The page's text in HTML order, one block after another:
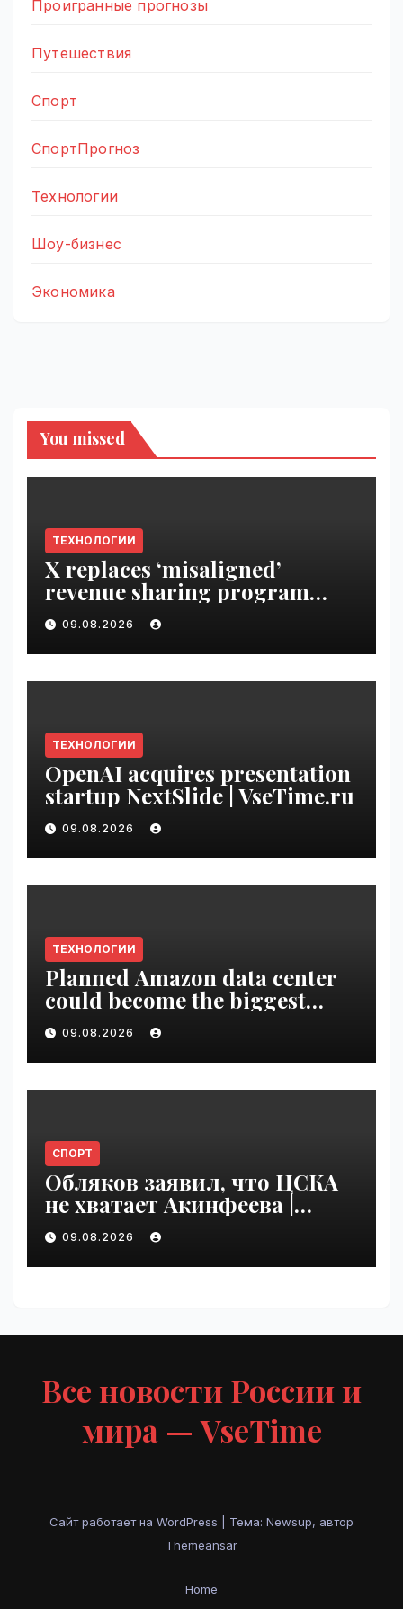
Проигранные прогнозы
Путешествия
Спорт
СпортПрогноз
Технологии
Шоу-бизнес
Экономика
You missed
ТЕХНОЛОГИИ
X replaces ‘misaligned’
revenue sharing program
with Original Content
Rewards | VseTime.ru
09.08.2026
ТЕХНОЛОГИИ
OpenAI acquires presentation
startup NextSlide | VseTime.ru
09.08.2026
ТЕХНОЛОГИИ
Planned Amazon data center
could become the biggest
climate polluter in the U.S. |
VseTime.ru
09.08.2026
СПОРТ
Обляков заявил, что ЦСКА
не хватает Акинфеева |
VseTime.ru
09.08.2026
Все новости России и
мира — VseTime
Сайт работает на WordPress
Тема: Newsup, автор
Themeansar
Home